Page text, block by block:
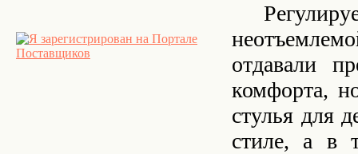
отдавали
комфорта,
стулья для
стиле, а в